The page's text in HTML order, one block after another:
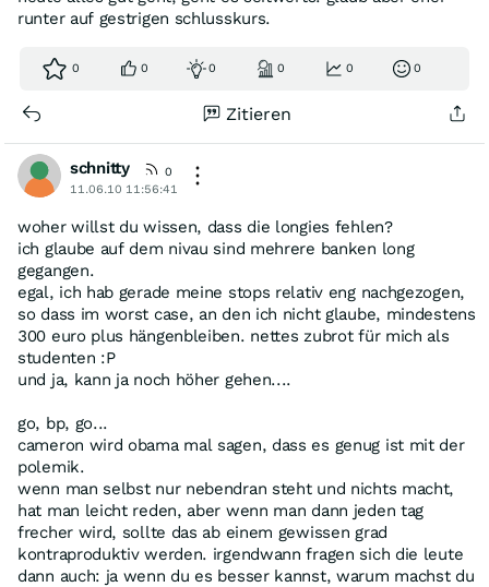
runter auf gestrigen schlusskurs.
0 0 0 0 0 0
Zitieren
schnitty
0
11.06.10 11:56:41
woher willst du wissen, dass die longies fehlen?
ich glaube auf dem nivau sind mehrere banken long
gegangen.
egal, ich hab gerade meine stops relativ eng nachgezogen,
so dass im worst case, an den ich nicht glaube, mindestens
300 euro plus hängenbleiben. nettes zubrot für mich als
studenten :P
und ja, kann ja noch höher gehen....
go, bp, go...
cameron wird obama mal sagen, dass es genug ist mit der
polemik.
wenn man selbst nur nebendran steht und nichts macht,
hat man leicht reden, aber wenn man dann jeden tag
frecher wird, sollte das ab einem gewissen grad
kontraproduktiv werden. irgendwann fragen sich die leute
dann auch: ja wenn du es besser kannst, warum machst du